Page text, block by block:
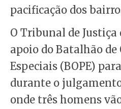
pacificação dos
O Tribunal de
apoio do Batalhão de
Especiais (BOPE)
durante o
onde três homens